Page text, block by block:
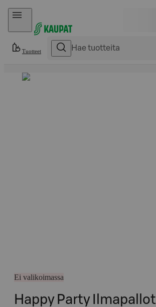
Hyppää sisältöön
Tuotteet
Ei valikoimassa
Happy Party Ilmapallot